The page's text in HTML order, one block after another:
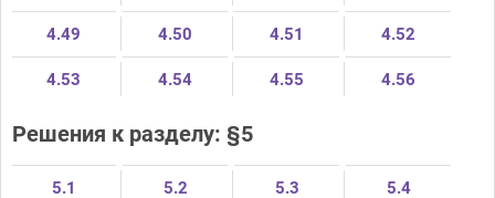
4.49 4.50 4.51 4.52
4.53 4.54 4.55 4.56
Решения к разделу: §5
5.1 5.2 5.3 5.4